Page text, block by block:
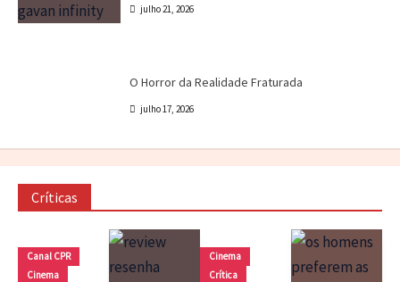
julho 21, 2026
O Horror da Realidade Fraturada
julho 17, 2026
Críticas
Canal CPR
Cinema
Cinema
Crítica